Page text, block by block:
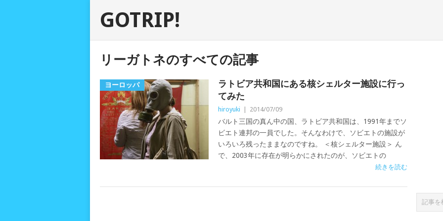
GOTRIP!
リーガトネのすべての記事
ヨーロッパ
ラトビア共和国にある核シェルター施設に行っ
てみた
hiroyuki 2014/07/09
バルト三国の真ん中の国、ラトビア共和国は、1991年までソ
ビエト連邦の一員でした。そんなわけで、ソビエトの施設が
いろいろ残ったままなのですね。 ＜核シェルター施設＞ ん
で、2003年に存在が明らかにされたのが、ソビエトの
続きを読む